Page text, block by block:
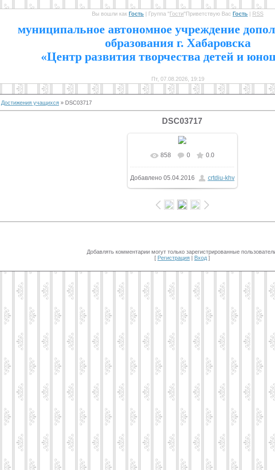
Вы вошли как Гость | Группа "Гости"Приветствую Вас Гость | RSS
муниципальное автономное учреждение
образования г. Хабаровска
«Центр развития творчества детей и
Пт, 07.08.2026, 19:19
Достижения учащихся » DSC03717
DSC03717
858 0 0.0
Добавлено 05.04.2016 crtdiu-khv
Добавлять комментарии могут только зарегистрированные
[ Регистрация | Вход ]